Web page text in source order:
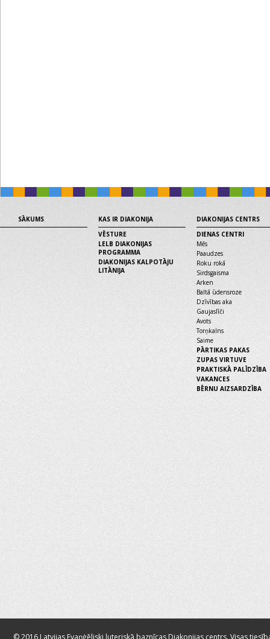
SĀKUMS
KAS IR DIAKONIJA
VĒSTURE
LELB DIAKONIJAS
PROGRAMMA
DIAKONIJAS KALPOTĀJU
LITĀNIJA
DIAKONIJAS CENTRS
DIENAS CENTRI
Mēs
Paaudzes
Roku rokā
Sirdsgaisma
Arken
Baltā ūdensroze
Dzīvības aka
Gaujaslīči
Avots
Torņkalns
Saime
PĀRTIKAS PAKAS
ZUPAS VIRTUVE
PRAKTISKĀ PALĪDZĪBA
VAKANCES
BĒRNU AIZSARDZĪBA
© 2016 Latvijas Evaņģēliski luteriskā baznīcas Diakonijas centrs. Visas